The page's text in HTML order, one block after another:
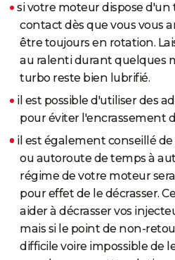
si votre moteur dispose d'un
contact dès que vous vous
être toujours en rotation.
au ralenti durant quelques
turbo reste bien lubrifié.
il est possible d'utiliser des
pour éviter l'encrassement
il est également conseillé
ou autoroute de temps à
régime de votre moteur
pour effet de le décrasser.
aider à décrasser vos
mais si le point de non-
difficile voire impossible de